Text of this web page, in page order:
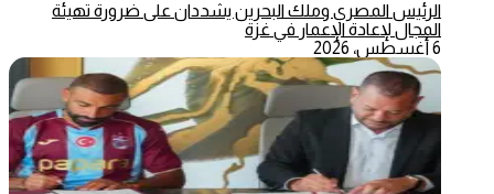
الرئيس المصري وملك البحرين يشددان على ضرورة تهيئة
المجال لإعادة الإعمار في غزة
6 أغسطس، 2026